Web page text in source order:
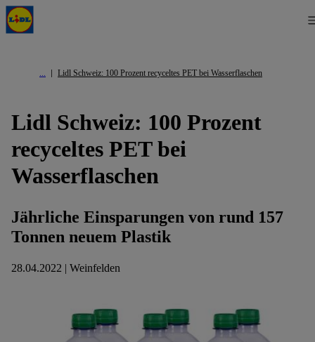
Lidl Schweiz: 100 Prozent recyceltes PET bei Wasserflaschen
Lidl Schweiz: 100 Prozent
recyceltes PET bei
Wasserflaschen
Jährliche Einsparungen von rund 157
Tonnen neuem Plastik
28.04.2022 | Weinfelden